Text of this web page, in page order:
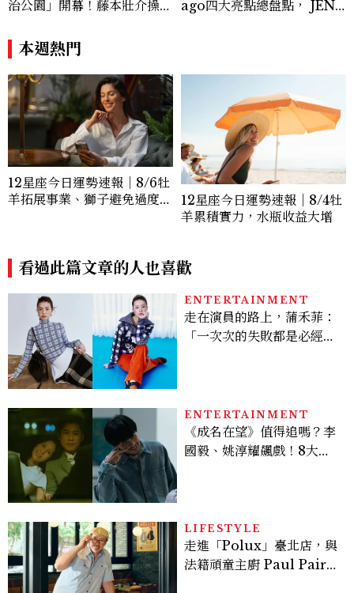
治公園」開幕！藤本壯介操刀
A一次看
ago四大亮點總盤點， JENN
本週熱門
12星座今日運勢速報｜8/6牡
羊拓展事業、獅子避免過度借
12星座今日運勢速報｜8/4牡
羊累積實力，水瓶收益大增
看過此篇文章的人也喜歡
ENTERTAINMENT
走在演員的路上，蒲禾菲：
「一次次的失敗都是必經過
ENTERTAINMENT
《成名在望》值得追嗎？李
國毅、姚淳耀飆戲！8大看
LIFESTYLE
走進「Polux」臺北店，與
法籍頑童主廚 Paul Pairet